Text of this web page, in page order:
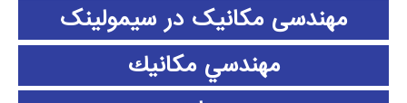
مهندسی مکانیک در سیمولینک
مهندسي مكانيك